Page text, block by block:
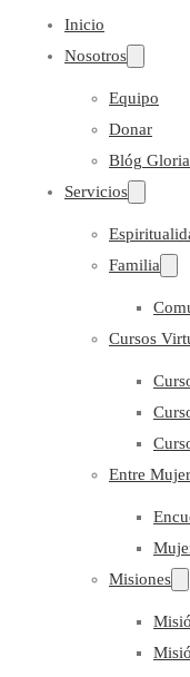
Inicio
Nosotros
Equipo
Donar
Blóg
Servicios
Familia
Cursos
Entre
Misiones